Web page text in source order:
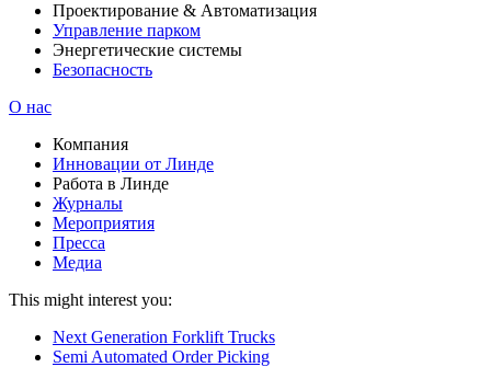
Проектирование & Автоматизация
Управление парком
Энергетические системы
Безопасность
О нас
Компания
Инновации от Линде
Работа в Линде
Журналы
Мероприятия
Пресса
Медиа
This might interest you:
Next Generation Forklift Trucks
Semi Automated Order Picking